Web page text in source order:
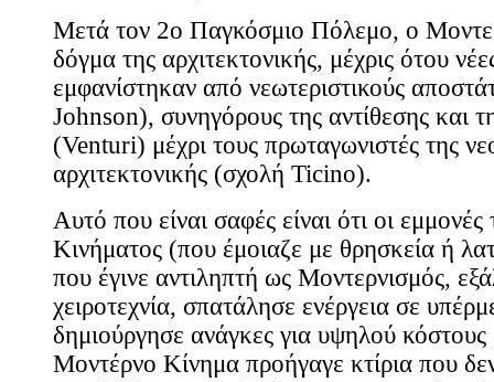
Μετά τον 2ο Παγκόσμιο Πόλεμο, ο
δόγμα της αρχιτεκτονικής, μέχρις ότου
εμφανίστηκαν από νεωτεριστικούς
Johnson), συνηγόρους της αντίθεσης και
(Venturi) μέχρι τους πρωταγωνιστές της
αρχιτεκτονικής (σχολή Ticino).
Αυτό που είναι σαφές είναι ότι οι
Κινήματος (που έμοιαζε με θρησκεία ή
που έγινε αντιληπτή ως Μοντερνισμός,
χειροτεχνία, σπατάλησε ενέργεια σε
δημιούργησε ανάγκες για υψηλού
Μοντέρνο Κίνημα προήγαγε κτίρια που